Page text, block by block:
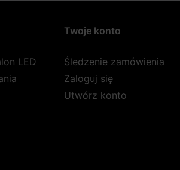
LED
Twoje konto
Śledzenie zamówienia
Zaloguj się
Utwórz konto